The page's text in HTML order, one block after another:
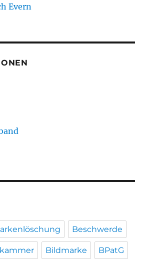
Evern
Beschwerde
Bildmarke BPatG